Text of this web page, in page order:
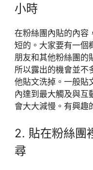
小時
在粉絲團內貼的內容
短的。大家要有一個
朋友和其他粉絲團的
所以露出的機會並不
他貼文洗掉。一般貼
內達到最大觸及與互
會大大減慢。有興趣
2. 貼在粉絲團
尋